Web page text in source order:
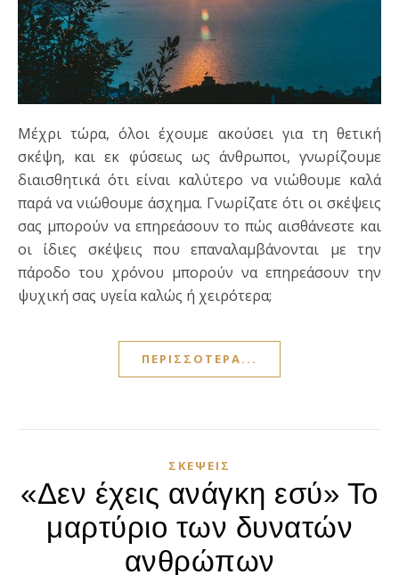
Μέχρι τώρα, όλοι έχουμε ακούσει για τη θετική
σκέψη, και εκ φύσεως ως άνθρωποι, γνωρίζουμε
διαισθητικά ότι είναι καλύτερο να νιώθουμε καλά
παρά να νιώθουμε άσχημα. Γνωρίζατε ότι οι σκέψεις
σας μπορούν να επηρεάσουν το πώς αισθάνεστε και
οι ίδιες σκέψεις που επαναλαμβάνονται με την
πάροδο του χρόνου μπορούν να επηρεάσουν την
ψυχική σας υγεία καλώς ή χειρότερα;
ΠΕΡΙΣΣΌΤΕΡΑ...
ΣΚΈΨΕΙΣ
«Δεν έχεις ανάγκη εσύ» Το
μαρτύριο των δυνατών
ανθρώπων